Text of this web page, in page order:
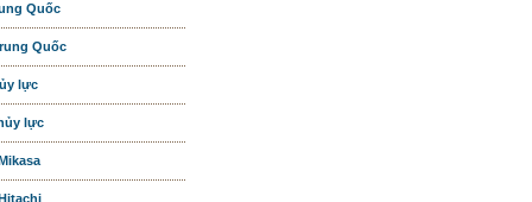
Quốc
Quốc
lực
lực